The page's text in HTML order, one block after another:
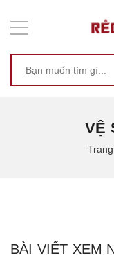
VỆ
BÀI VIẾT XEM